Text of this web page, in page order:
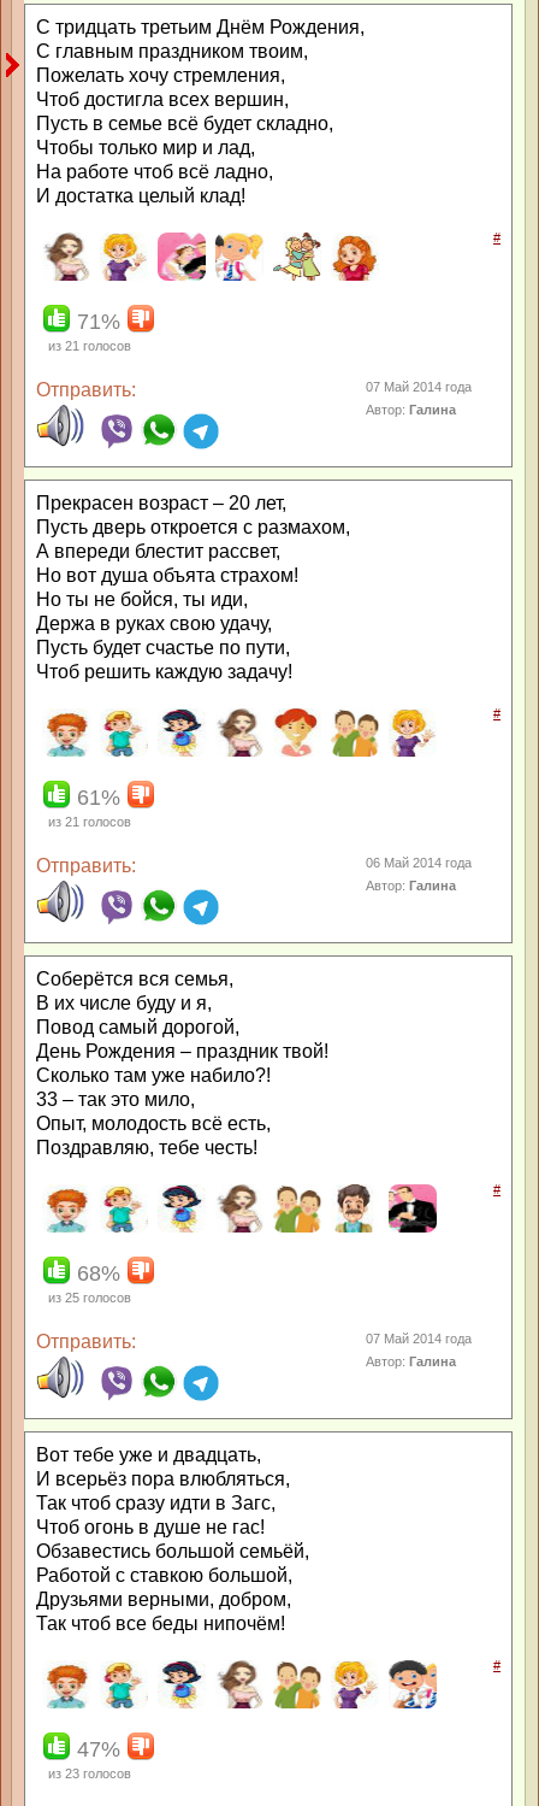
С тридцать третьим Днём Рождения,
С главным праздником твоим,
Пожелать хочу стремления,
Чтоб достигла всех вершин,
Пусть в семье всё будет складно,
Чтобы только мир и лад,
На работе чтоб всё ладно,
И достатка целый клад!
#
71%
из 21 голосов
Отправить:
07 Май 2014 года
Автор:Галина
Прекрасен возраст – 20 лет,
Пусть дверь откроется с размахом,
А впереди блестит рассвет,
Но вот душа объята страхом!
Но ты не бойся, ты иди,
Держа в руках свою удачу,
Пусть будет счастье по пути,
Чтоб решить каждую задачу!
#
61%
из 21 голосов
Отправить:
06 Май 2014 года
Автор:Галина
Соберётся вся семья,
В их числе буду и я,
Повод самый дорогой,
День Рождения – праздник твой!
Сколько там уже набило?!
33 – так это мило,
Опыт, молодость всё есть,
Поздравляю, тебе честь!
#
68%
из 25 голосов
Отправить:
07 Май 2014 года
Автор:Галина
Вот тебе уже и двадцать,
И всерьёз пора влюбляться,
Так чтоб сразу идти в Загс,
Чтоб огонь в душе не гас!
Обзавестись большой семьёй,
Работой с ставкою большой,
Друзьями верными, добром,
Так чтоб все беды нипочём!
#
47%
из 23 голосов